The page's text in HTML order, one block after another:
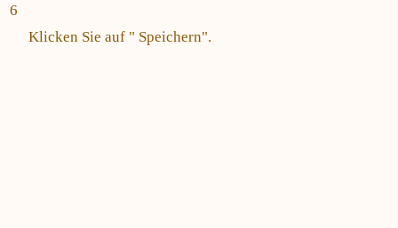
6
Klicken Sie auf " Speichern".